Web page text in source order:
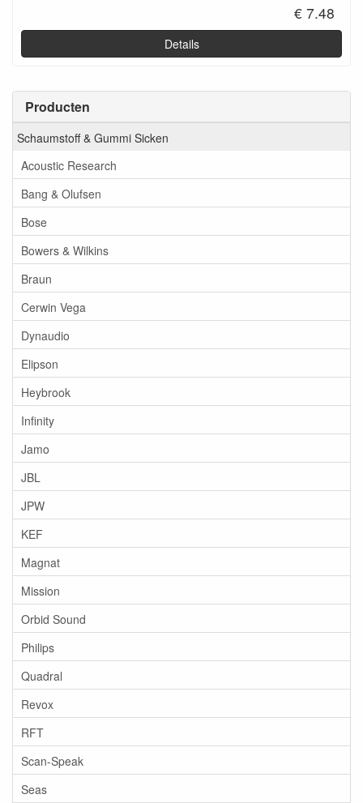
Producten
Schaumstoff & Gummi Sicken
Acoustic Research
Bang & Olufsen
Bose
Bowers & Wilkins
Braun
Cerwin Vega
Dynaudio
Elipson
Heybrook
Infinity
Jamo
JBL
JPW
KEF
Magnat
Mission
Orbid Sound
Philips
Quadral
Revox
RFT
Scan-Speak
Seas
€ 7.48
Details